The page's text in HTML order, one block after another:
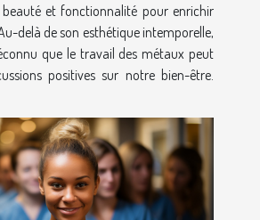
et fonctionnalité pour enrichir
delà de son esthétique intemporelle,
que le travail des métaux peut
positives sur notre bien-être.